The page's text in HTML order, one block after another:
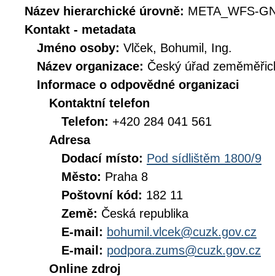
Název hierarchické úrovně: META_WFS-
Kontakt - metadata
Jméno osoby: Vlček, Bohumil, Ing.
Název organizace: Český úřad
Informace o odpovědné organizaci
Kontaktní telefon
Telefon: +420 284 041 561
Adresa
Dodací místo: Pod sídlištěm 1800/9
Město: Praha 8
Poštovní kód: 182 11
Země: Česká republika
E-mail: bohumil.vlcek@cuzk.gov.cz
E-mail: podpora.zums@cuzk.gov.cz
Online zdroj